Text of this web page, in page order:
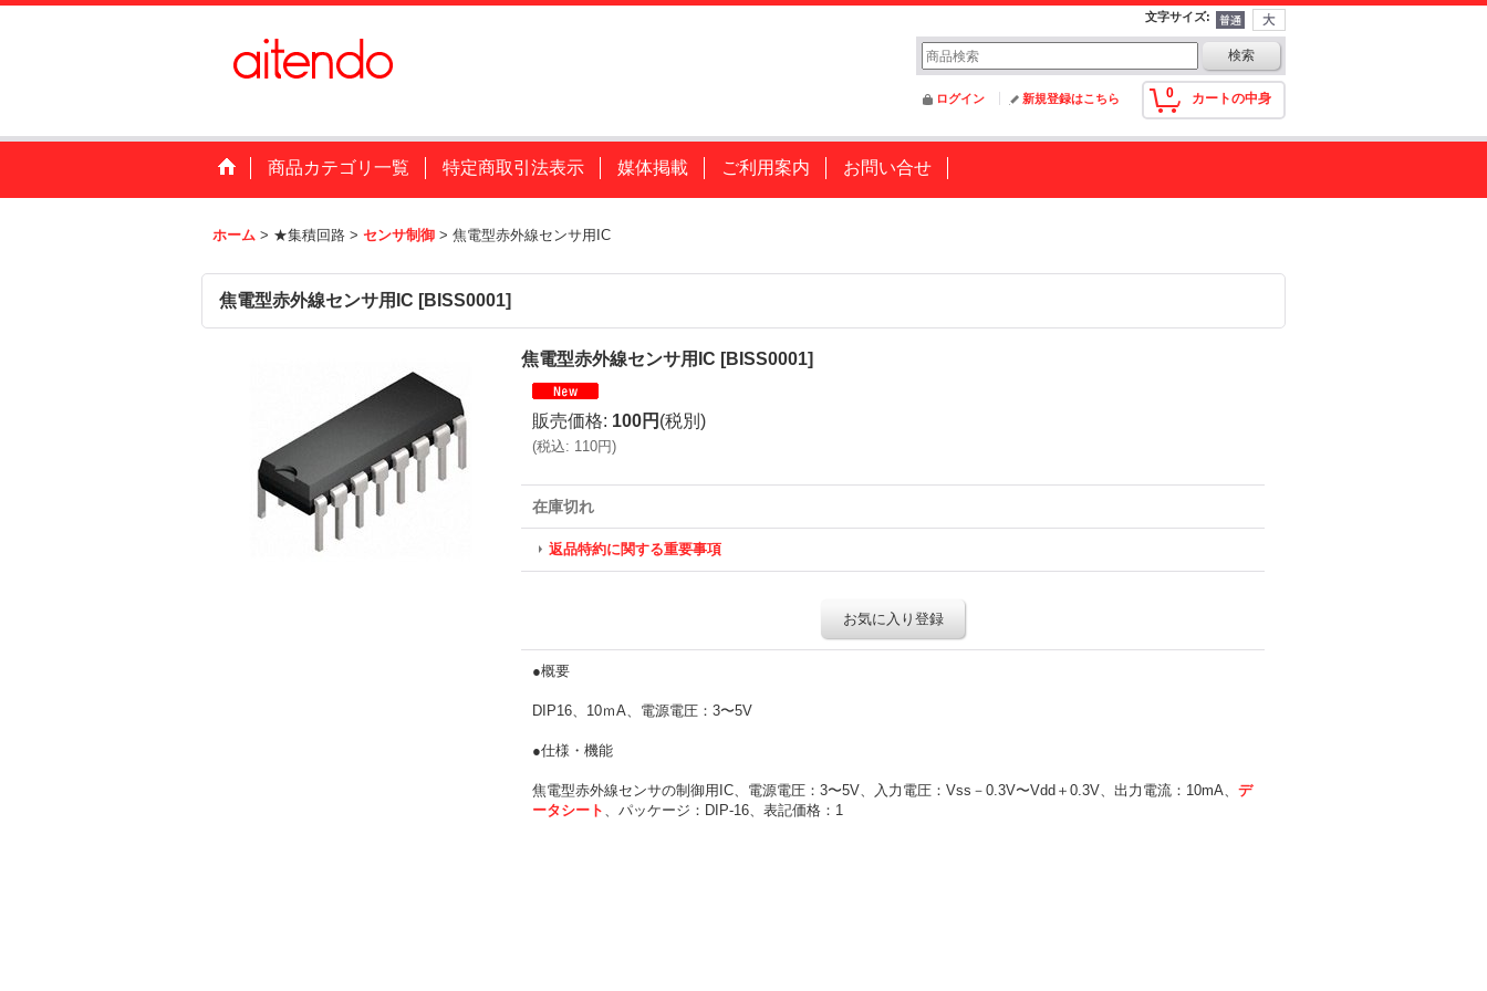
文字サイズ:
0 カートの中身
ログイン 新規登録はこちら
商品カテゴリ一覧 特定商取引法表示 媒体掲載 ご利用案内 お問い合せ
ホーム > ★集積回路 > センサ制御 > 焦電型赤外線センサ用IC
焦電型赤外線センサ用IC [BISS0001]
焦電型赤外線センサ用IC [BISS0001]
販売価格: 100円 (税別)
(税込: 110円)
在庫切れ
返品特約に関する重要事項
お気に入り登録
●概要
DIP16、10ｍA、電源電圧：3〜5V
●仕様・機能
焦電型赤外線センサの制御用IC、電源電圧：3〜5V、入力電圧：Vss－0.3V〜Vdd＋0.3V、出力電流：10mA、 デ
ータシート 、パッケージ：DIP-16、表記価格：1